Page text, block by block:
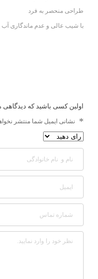
طراحی منحصر به فرد
با شیب عالی و عدم ماندگاری
اولین کسی باشید که دیدگاهی
نشانی ایمیل شما منتشر *